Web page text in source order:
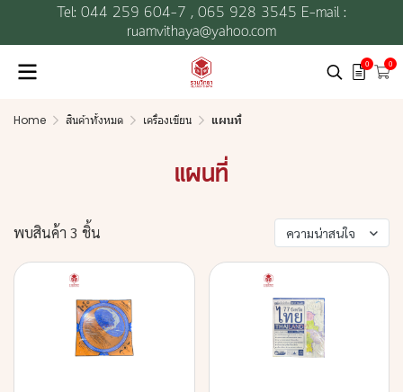
Tel: 044 259 604-7 , 065 928 3545 E-mail :
ruamvithaya@yahoo.com
0 0
Home สินค้าทั้งหมด เครื่องเขียน แผนที่
แผนที่
พบสินค้า 3 ชิ้น ความน่าสนใจ